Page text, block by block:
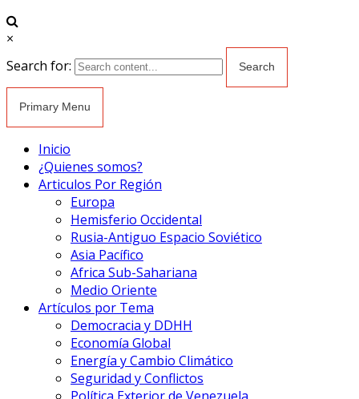
×
Search for:
Primary Menu
Inicio
¿Quienes somos?
Articulos Por Región
Europa
Hemisferio Occidental
Rusia-Antiguo Espacio Soviético
Asia Pacífico
Africa Sub-Sahariana
Medio Oriente
Artículos por Tema
Democracia y DDHH
Economía Global
Energía y Cambio Climático
Seguridad y Conflictos